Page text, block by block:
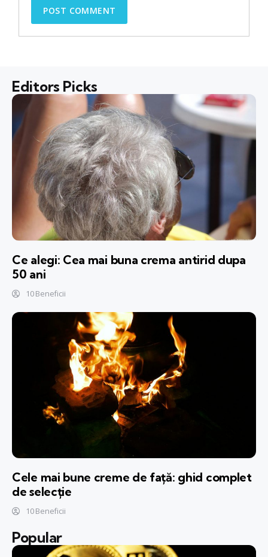
Editors Picks
Ce alegi: Cea mai buna crema antirid dupa
50 ani
10 Beneficii
Cele mai bune creme de față: ghid complet
de selecție
10 Beneficii
Popular